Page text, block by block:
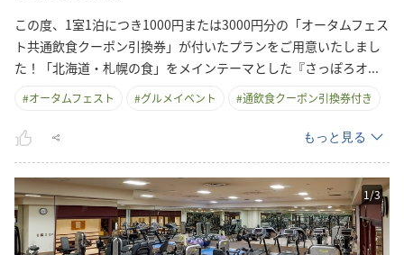
この度、1室1泊につき1000円または3000円分の「オータムフェス
ト共通飲食クーポン引換券」が付いたプランをご用意いたしまし
た！「北海道・札幌の食」をメインテーマとした『さっぽろオ...
#オータムフェスト #グルメイベント #通飲食クーポン引換券付き
もっと見る
1/3